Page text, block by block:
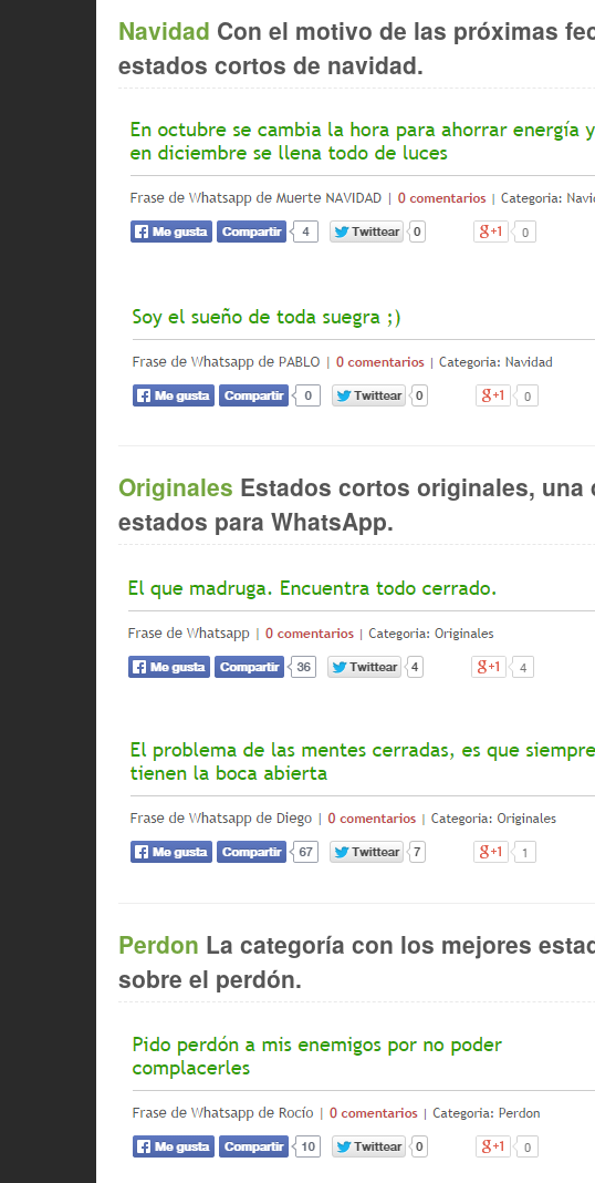
Navidad Con el motivo de las próximas
estados cortos de navidad.
Originales Estados cortos originales,
estados para WhatsApp.
Perdon La categoría con los mejores
sobre el perdón.